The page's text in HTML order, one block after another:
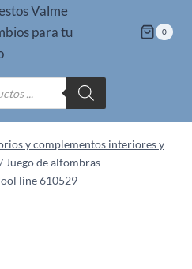
0
y complementos interiores y
/ Juego de alfombras
line 610529